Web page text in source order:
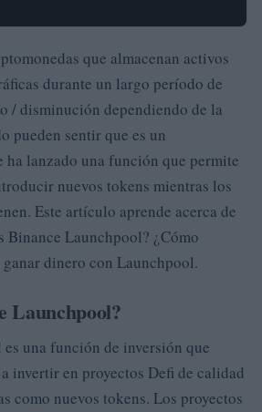
que almacenan activos
durante un largo período de
/ disminución dependiendo de la
pueden sentir que es un
ha lanzado una función que permite
nuevos tokens mientras los
Este artículo aprende acerca de
Binance Launchpool? ¿Cómo
dinero con Launchpool.
Launchpool?
una función de inversión que
invertir en proyectos Defi de calidad
como nuevos tokens. Los proyectos